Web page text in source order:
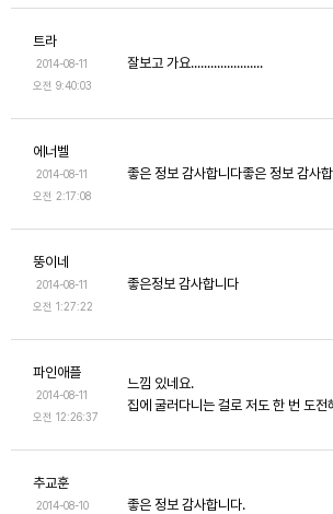
트라
2014-08-11
오전 9:40:03
잘보고 가요......................
에너벨
2014-08-11
오전 2:17:08
좋은 정보 감사합니다좋은 정보 감사
뚱이네
2014-08-11
오전 1:27:22
좋은정보 감사합니다
파인애플
2014-08-11
오전 12:26:37
느낌 있네요.
집에 굴러다니는 걸로 저도 한 번 도전
추교훈
2014-08-10
좋은 정보 감사합니다.